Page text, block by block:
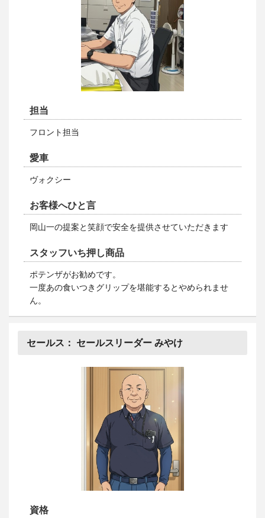
担当
フロント担当
愛車
ヴォクシー
お客様へひと言
岡山一の提案と笑顔で安全を提供させていただきます
スタッフいち押し商品
ポテンザがお勧めです。
一度あの食いつきグリップを堪能するとやめられませ
ん。
セールス： セールスリーダー みやけ
資格